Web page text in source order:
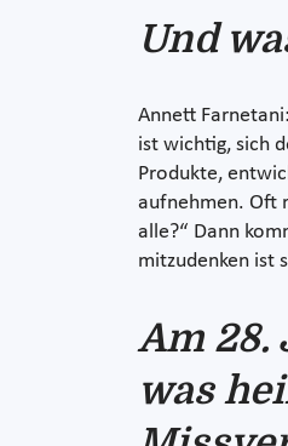
Und
Annett
ist wichtig, sich
Produkte,
aufnehmen. Oft
alle?“ Dann
mitzudenken ist
Am
was